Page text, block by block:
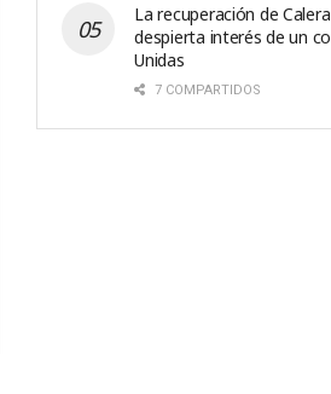
La recuperación de
despierta interés de un
Unidas
7 COMPARTIDOS